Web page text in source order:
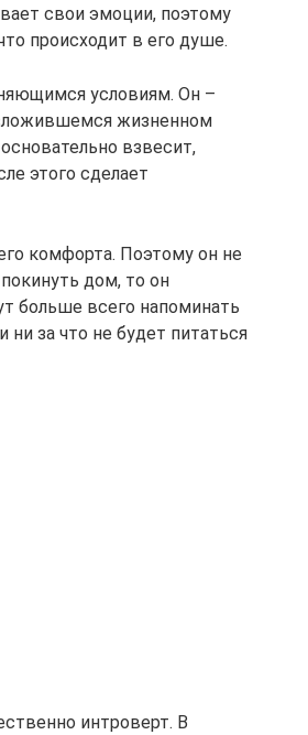
свои эмоции, поэтому
происходит в его душе.
условиям. Он –
жизненном
взвесит,
этого сделает
комфорта. Поэтому он не
дом, то он
больше всего напоминать
за что не будет питаться
интроверт. В